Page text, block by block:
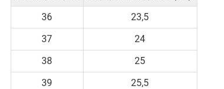
36
23,5
37
24
38
25
39
25,5